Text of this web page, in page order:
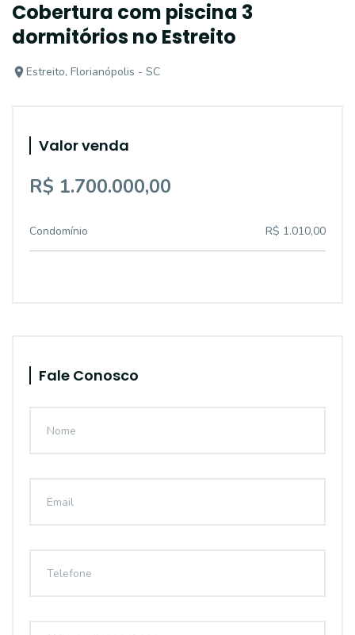
Cobertura com piscina 3
dormitórios no Estreito
Estreito, Florianópolis - SC
Valor venda
R$ 1.700.000,00
Condomínio R$ 1.010,00
Fale Conosco